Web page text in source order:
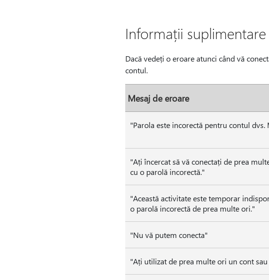
Informații suplimentare
Dacă vedeți o eroare atunci când vă
contul.
Mesaj de eroare
"Parola este incorectă pentru contul dvs.
"Ați încercat să vă conectați de prea
cu o parolă incorectă."
"Această activitate este temporar
o parolă incorectă de prea multe ori."
"Nu vă putem conecta"
"Ați utilizat de prea multe ori un cont